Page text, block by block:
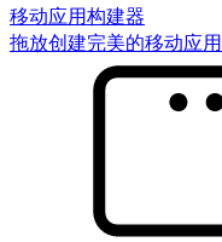
移动应用构建器
拖放创建完美的移动应用